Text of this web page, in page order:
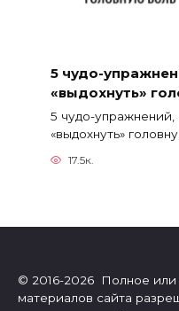
5 чудо-
«выдохнуть»
5 чудо-упражнений,
«выдохнуть»
17.5к.
© 2016-2026 Полное или
материалов сайта